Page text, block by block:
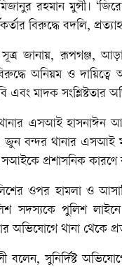
রহমান মুন্সী।
বিরুদ্ধে বদলি,
জানায়, রূপগঞ্জ,
অনিয়ম ও দায়িত্বে
এবং মাদক
এসআই হাসনাঈন
বন্দর থানার এসআই
প্রশাসনিক কারণে
ওপর হামলা ও
সদস্যকে পুলিশ লাইনে
অভিযোগে থানা থেকে
বলেন, সুনির্দিষ্ট